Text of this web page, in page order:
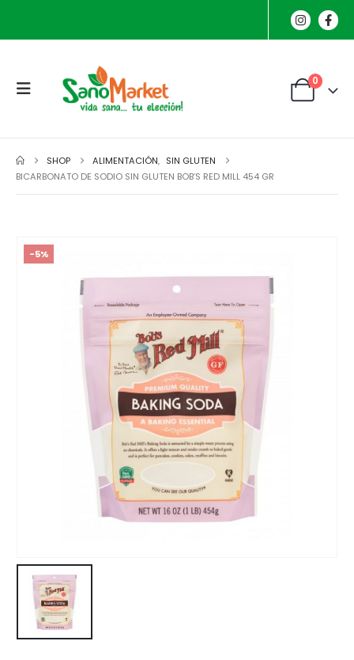
0
SHOP ALIMENTACIÓN, SIN GLUTEN
BICARBONATO DE SODIO SIN GLUTEN BOB’S RED MILL 454 GR
-5%